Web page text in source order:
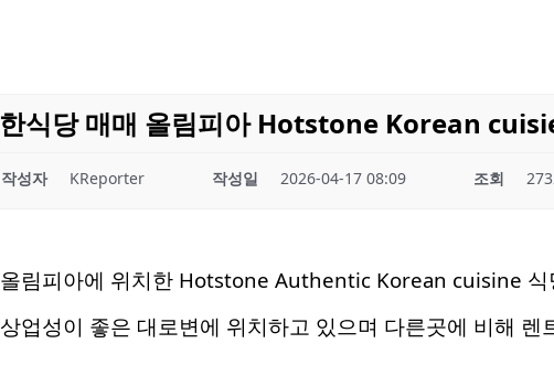
한식당 매매 올림피아 Hotstone Korean
작성자 KReporter 작성일 2026-04-17 08:09 조회
올림피아에 위치한 Hotstone Authentic Korean cuisine 식
상업성이 좋은 대로변에 위치하고 있으며 다른곳에 비해